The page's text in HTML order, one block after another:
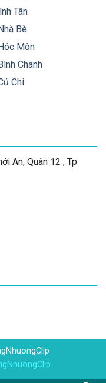
Tân
Bè
Môn
Chánh
Chi
An, Quân 12 , Tp